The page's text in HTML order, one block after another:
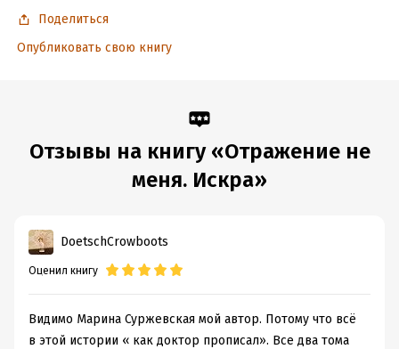
Поделиться
Опубликовать свою книгу
Отзывы на книгу «Отражение не
меня. Искра»
DoetschCrowboots
Оценил книгу
Видимо Марина Суржевская мой автор. Потому что всё
в этой истории « как доктор прописал». Все два тома